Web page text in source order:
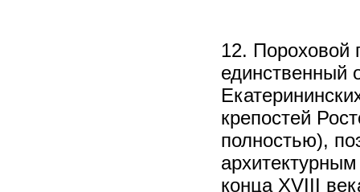
12. Пороховой
единственный
крепостей
полностью),
конца XVIII